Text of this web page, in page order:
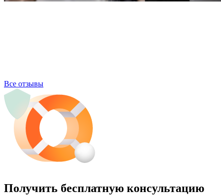
Все отзывы
Получить бесплатную консультацию